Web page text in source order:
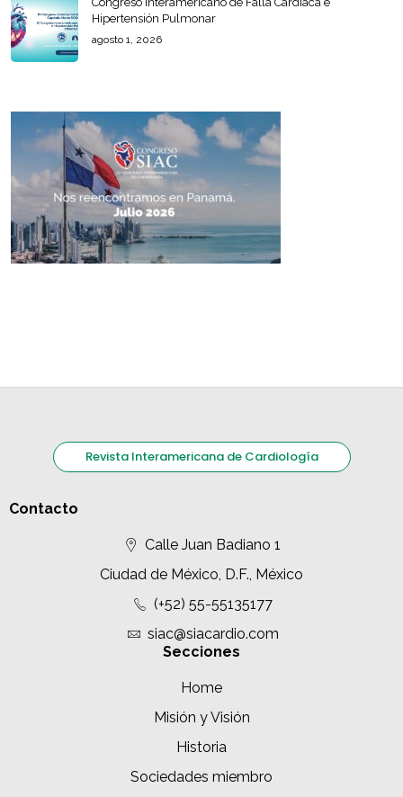
Hipertensión Pulmonar
agosto 1, 2026
Revista Interamericana de Cardiología
Contacto
Calle Juan Badiano 1
Ciudad de México, D.F., México
(+52) 55-55135177
siac@siacardio.com
Secciones
Home
Misión y Visión
Historia
Sociedades miembro